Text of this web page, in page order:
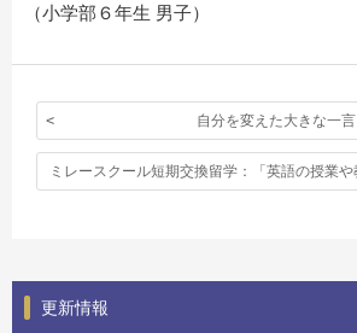
（小学部６年生 男子）
自分を変えた大きな一言
更新情報